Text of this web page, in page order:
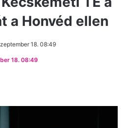
a Honvéd ellen
18. 08:49
18. 08:49